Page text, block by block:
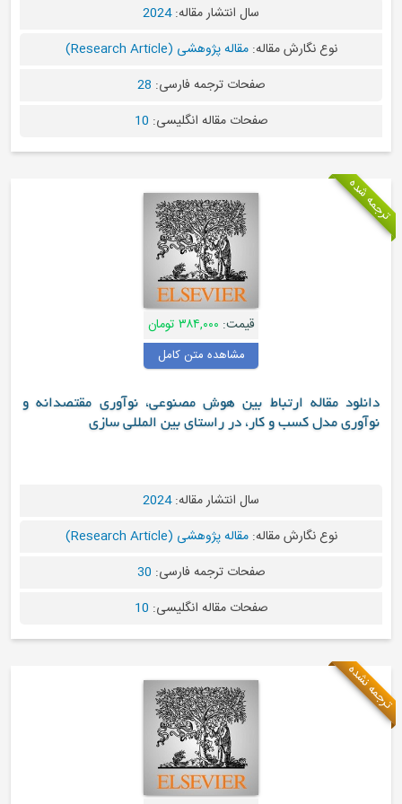
سال انتشار مقاله:2024
نوع نگارش مقاله:مقاله پژوهشی (Research Article)
صفحات ترجمه فارسی:28
صفحات مقاله انگلیسی: 10
۳۸۴,۰۰۰ تومان
مشاهده متن کامل
مقاله ارتباط بین هوش مصنوعی، نوآوری مقتصدانه و
مدل کسب و کار، در راستای بین المللی سازی
سال انتشار مقاله:2024
نوع نگارش مقاله:مقاله پژوهشی (Research Article)
صفحات ترجمه فارسی:30
صفحات مقاله انگلیسی: 10